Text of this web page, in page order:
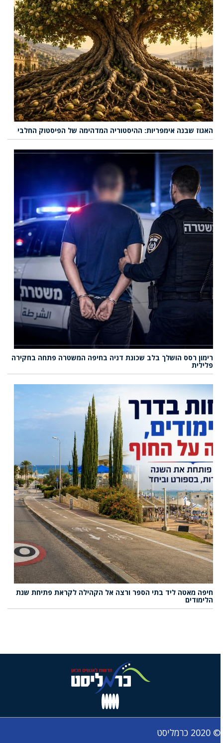
האגוז שבנה אימפריות: ההיסטוריה המדהימה של הפיסטוק החלבי
רימון רסס הושלך בלב שכונת דניה בחיפה המשטרה פתחה בחקירה
פלילית
חיפה מאטה ליד בתי הספר ורצה אל הקהילה לקראת פתיחת שנת
הלימודים
© 2020 כרמליסט